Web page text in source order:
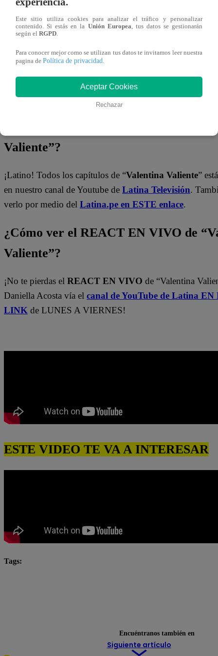
sincero queValentina
¡No te olvides de unirte a nuestro
¡No te pierdas de contenido y noticias
los talentos, obtén datos inéditos y noticias de última
https://whatsapp.com/channel/
Valiente”?
¡Latino! Todos los capítulos de “Valentina Valiente”
en nuestro canal de Youtube de Latina Televisión.
verlo por medio del Latina.pe en ESTE enlace.
¿Cómo ver el REACT EN VIVO de
Valiente”?
¡No te pierdas el REACT EN VIVO de “Valentina
Daniella Acosta vía el canal de YouTube de Latina EN
LINK de LUNES A VIERNES!
ESTE VIDEO TE VA A INTERESAR
Tags:
Siguiente artículo
Este sitio utiliza cookies para analizar el tráfico y personalizar
contenido. Si estás en la Unión Europea , tus datos se gestionarán
según el RGPD
Para conocer mejor como se utilizan tus datos te invitamos leer nuestra
pagina de Política de privacidad
Aceptar Cookies
Rechazar
Encuéntranos también en